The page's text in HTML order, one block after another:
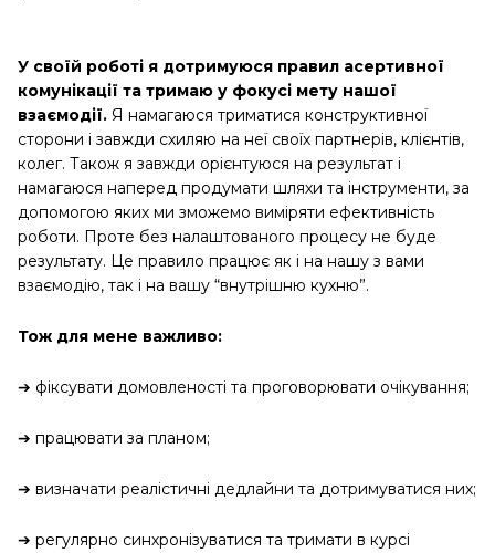
У своїй роботі я дотримуюся правил асертивної
комунікації та тримаю у фокусі мету нашої
взаємодії. Я намагаюся триматися конструктивної
сторони і завжди схиляю на неї своїх партнерів, клієнтів,
колег. Також я завжди орієнтуюся на результат і
намагаюся наперед продумати шляхи та інструменти, за
допомогою яких ми зможемо виміряти ефективність
роботи. Проте без налаштованого процесу не буде
результату. Це правило працює як і на нашу з вами
взаємодію, так і на вашу “внутрішню кухню”.
Тож для мене важливо:
➔ фіксувати домовленості та проговорювати очікування;
➔ працювати за планом;
➔ визначати реалістичні дедлайни та дотримуватися них;
➔ регулярно синхронізуватися та тримати в курсі